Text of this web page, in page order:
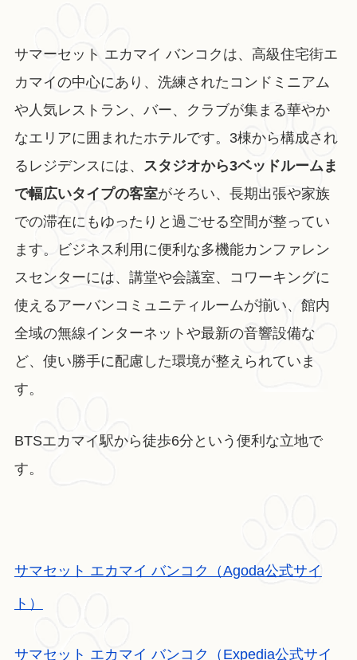
サマーセット エカマイ バンコクは、高級住宅街エ
カマイの中心にあり、洗練されたコンドミニアム
や人気レストラン、バー、クラブが集まる華やか
なエリアに囲まれたホテルです。3棟から構成され
るレジデンスには、
スタジオから3ベッドルームま
で幅広いタイプの客室がそろい、長期出張や家族
での滞在にもゆったりと過ごせる空間が整ってい
ます。ビジネス利用に便利な多機能カンファレン
スセンターには、講堂や会議室、コワーキングに
使えるアーバンコミュニティルームが揃い、館内
全域の無線インターネットや最新の音響設備な
ど、使い勝手に配慮した環境が整えられていま
す。
BTSエカマイ駅から徒歩6分という便利な立地で
す。
サマセット エカマイ バンコク（Agoda公式サイ
ト）
サマセット エカマイ バンコク（Expedia公式サイ